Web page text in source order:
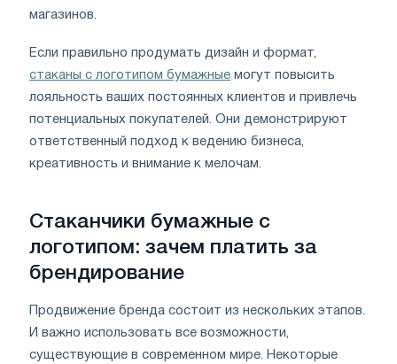
магазинов.
Если правильно продумать дизайн и формат,
стаканы с логотипом бумажные могут повысить
лояльность ваших постоянных клиентов и привлечь
потенциальных покупателей. Они демонстрируют
ответственный подход к ведению бизнеса,
креативность и внимание к мелочам.
Стаканчики бумажные с
логотипом: зачем платить за
брендирование
Продвижение бренда состоит из нескольких этапов.
И важно использовать все возможности,
существующие в современном мире. Некоторые